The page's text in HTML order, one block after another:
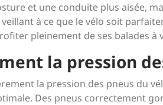
et une conduite plus aisée,
à ce que le vélo soit
pleinement de ses balades à
la pression
la pression des pneus du
Des pneus correctement